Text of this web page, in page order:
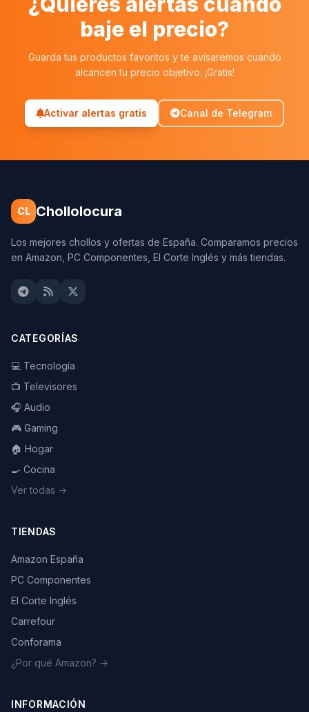
baje el precio?
Guarda tus productos favoritos y te avisaremos cuando
alcancen tu precio objetivo. ¡Gratis!
Activar alertas gratis Canal de Telegram
CL Chollolocura
Los mejores chollos y ofertas de España. Comparamos precios
en Amazon, PC Componentes, El Corte Inglés y más tiendas.
CATEGORÍAS
💻 Tecnología
📺 Televisores
🎧 Audio
🎮 Gaming
🏠 Hogar
🍳 Cocina
Ver todas →
TIENDAS
Amazon España
PC Componentes
El Corte Inglés
Carrefour
Conforama
¿Por qué Amazon? →
INFORMACIÓN